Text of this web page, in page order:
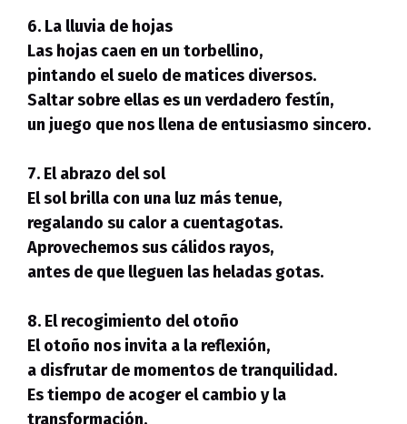
6. La lluvia de hojas
Las hojas caen en un torbellino,
pintando el suelo de matices diversos.
Saltar sobre ellas es un verdadero festín,
un juego que nos llena de entusiasmo sincero.
7. El abrazo del sol
El sol brilla con una luz más tenue,
regalando su calor a cuentagotas.
Aprovechemos sus cálidos rayos,
antes de que lleguen las heladas gotas.
8. El recogimiento del otoño
El otoño nos invita a la reflexión,
a disfrutar de momentos de tranquilidad.
Es tiempo de acoger el cambio y la
transformación,